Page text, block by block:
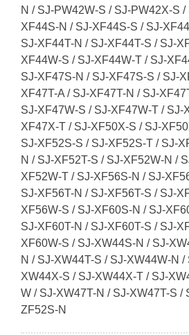
N / SJ-PW42W-S / SJ-PW42X-S
XF44S-N / SJ-XF44S-S / SJ-
SJ-XF44T-N / SJ-XF44T-S / SJ-
XF44W-S / SJ-XF44W-T / SJ-
SJ-XF47S-N / SJ-XF47S-S / SJ-
XF47T-A / SJ-XF47T-N / SJ-
SJ-XF47W-S / SJ-XF47W-T / SJ-
XF47X-T / SJ-XF50X-S / SJ-
SJ-XF52S-S / SJ-XF52S-T / SJ-
N / SJ-XF52T-S / SJ-XF52W-N /
XF52W-T / SJ-XF56S-N / SJ-
SJ-XF56T-N / SJ-XF56T-S / SJ-
XF56W-S / SJ-XF60S-N / SJ-
SJ-XF60T-N / SJ-XF60T-S / SJ-
XF60W-S / SJ-XW44S-N / SJ-
N / SJ-XW44T-S / SJ-XW44W-N
XW44X-S / SJ-XW44X-T / SJ-
W / SJ-XW47T-N / SJ-XW47T-S /
ZF52S-N